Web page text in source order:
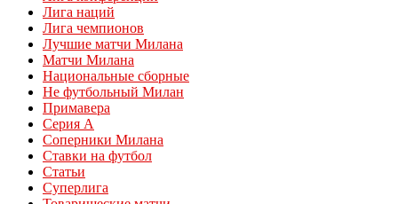
Лига наций
Лига чемпионов
Лучшие матчи Милана
Матчи Милана
Национальные сборные
Не футбольный Милан
Примавера
Серия А
Соперники Милана
Ставки на футбол
Статьи
Суперлига